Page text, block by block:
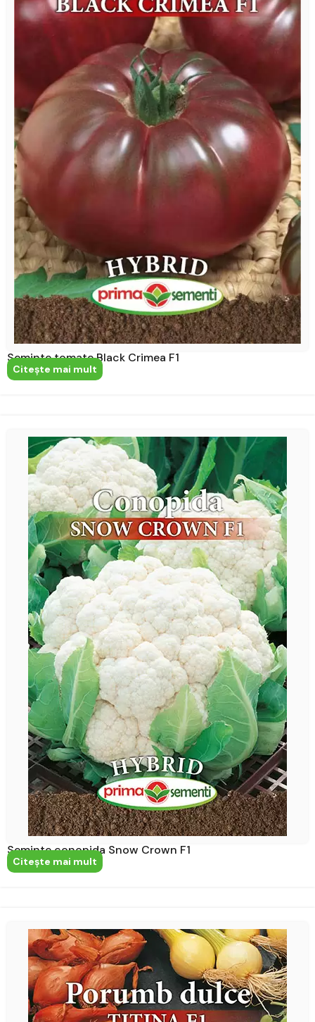
Seminte tomate Black Crimea F1
Citeşte mai mult
Seminte conopida Snow Crown F1
Citeşte mai mult